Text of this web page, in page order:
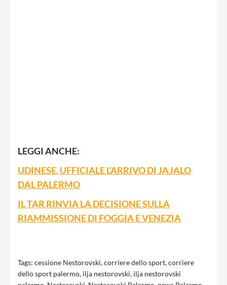
LEGGI ANCHE:
UDINESE, UFFICIALE L’ARRIVO DI JAJALO
DAL PALERMO
IL TAR RINVIA LA DECISIONE SULLA
RIAMMISSIONE DI FOGGIA E VENEZIA
Tags: cessione Nestorovski,corriere dello sport,corriere
dello sport palermo, ilja nestorovski, ilja nestorovski